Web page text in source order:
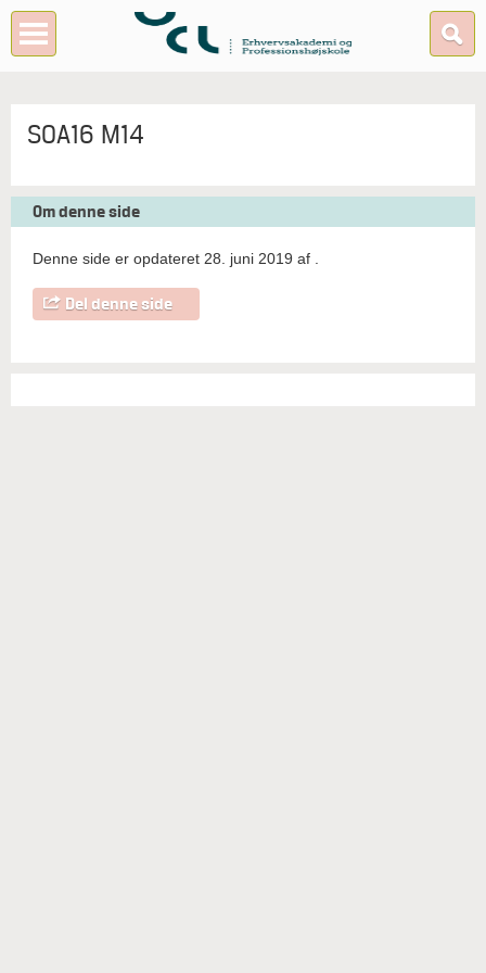
SOA16 M14
Om denne side
Denne side er opdateret 28. juni 2019 af
Del denne side